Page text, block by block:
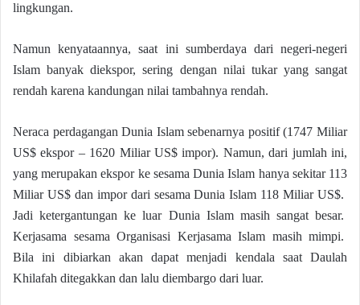
lingkungan.
Namun kenyataannya, saat ini sumberdaya dari negeri-negeri
Islam banyak diekspor, sering dengan nilai tukar yang sangat
rendah karena kandungan nilai tambahnya rendah.
Neraca perdagangan Dunia Islam sebenarnya positif (1747 Miliar
US$ ekspor – 1620 Miliar US$ impor). Namun, dari jumlah ini,
yang merupakan ekspor ke sesama Dunia Islam hanya sekitar 113
Miliar US$ dan impor dari sesama Dunia Islam 118 Miliar US$.
Jadi ketergantungan ke luar Dunia Islam masih sangat besar.
Kerjasama sesama Organisasi Kerjasama Islam masih mimpi.
Bila ini dibiarkan akan dapat menjadi kendala saat Daulah
Khilafah ditegakkan dan lalu diembargo dari luar.